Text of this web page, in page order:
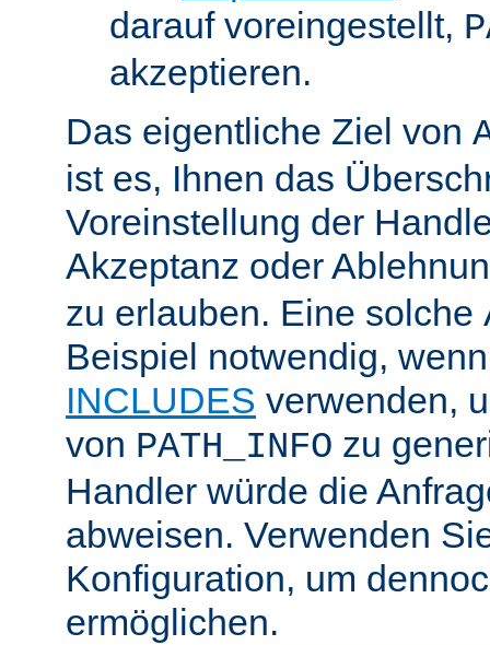
darauf voreingestellt,
akzeptieren.
Das eigentliche Ziel von
ist es, Ihnen das
Voreinstellung der
Akzeptanz oder
zu erlauben. Eine solche
Beispiel notwendig,
INCLUDES verwenden,
von PATH_INFO zu
Handler würde die
abweisen. Verwenden
Konfiguration, um
ermöglichen.